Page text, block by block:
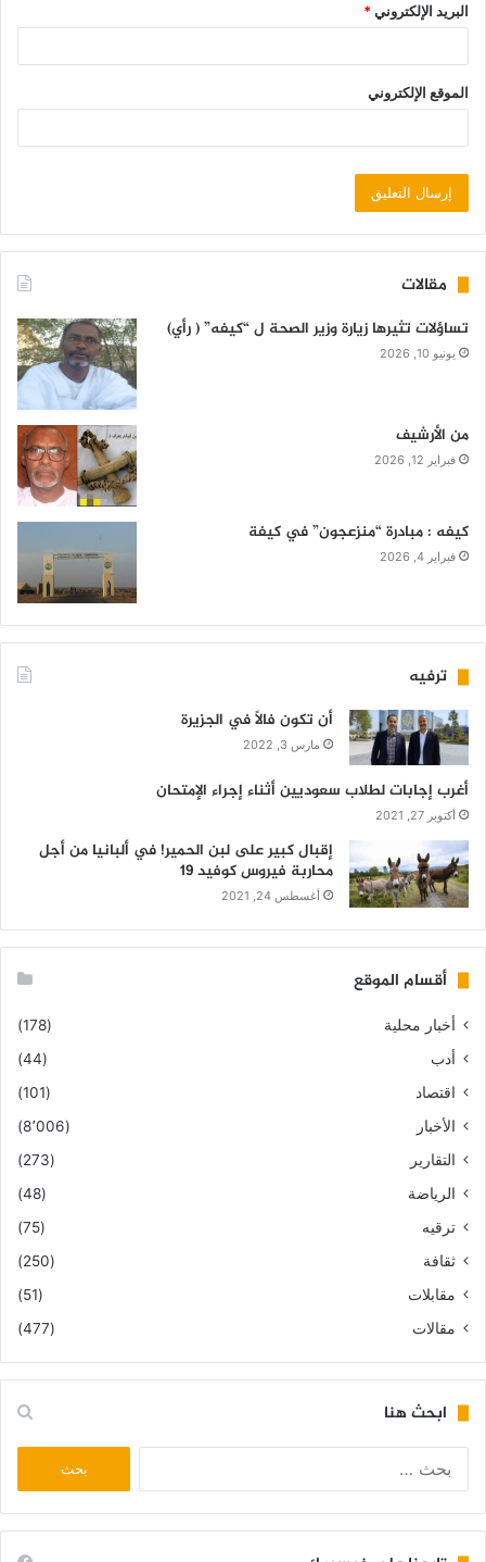
البريد الإلكتروني*
الموقع الإلكتروني
مقالات
تساؤلات تثيرها زيارة وزير الصحة ل “كيفه” ( رأي)
يونيو 10, 2026
من الأرشيف
فبراير 12, 2026
كيفه : مبادرة “منزعجون” في كيفة
فبراير 4, 2026
ترفيه
أن تكون فالاً في الجزيرة
مارس 3, 2022
أغرب إجابات لطلاب سعوديين أثناء إجراء الإمتحان
أكتوبر 27, 2021
إقبال كبير على لبن الحمير! في ألبانيا من أجل
محاربة فيروس كوفيد 19
أغسطس 24, 2021
أقسام الموقع
أخبار محلية
(178)
أدب
(44)
اقتصاد
(101)
الأخبار
(8٬006)
التقارير
(273)
الرياضة
(48)
ترقيه
(75)
ثقافة
(250)
مقابلات
(51)
مقالات
(477)
ابحث هنا